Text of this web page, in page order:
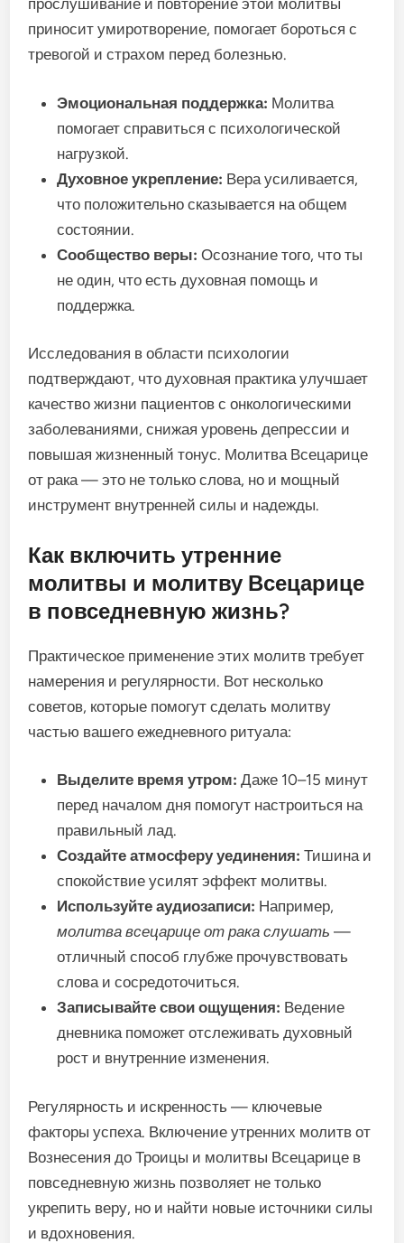
прослушивание и повторение этой молитвы
приносит умиротворение, помогает бороться с
тревогой и страхом перед болезнью.
Эмоциональная поддержка: Молитва
помогает справиться с психологической
нагрузкой.
Духовное укрепление: Вера усиливается,
что положительно сказывается на общем
состоянии.
Сообщество веры: Осознание того, что ты
не один, что есть духовная помощь и
поддержка.
Исследования в области психологии
подтверждают, что духовная практика улучшает
качество жизни пациентов с онкологическими
заболеваниями, снижая уровень депрессии и
повышая жизненный тонус. Молитва Всецарице
от рака — это не только слова, но и мощный
инструмент внутренней силы и надежды.
Как включить утренние
молитвы и молитву Всецарице
в повседневную жизнь?
Практическое применение этих молитв требует
намерения и регулярности. Вот несколько
советов, которые помогут сделать молитву
частью вашего ежедневного ритуала:
Выделите время утром: Даже 10–15 минут
перед началом дня помогут настроиться на
правильный лад.
Создайте атмосферу уединения: Тишина и
спокойствие усилят эффект молитвы.
Используйте аудиозаписи: Например,
молитва всецарице от рака слушать —
отличный способ глубже прочувствовать
слова и сосредоточиться.
Записывайте свои ощущения: Ведение
дневника поможет отслеживать духовный
рост и внутренние изменения.
Регулярность и искренность — ключевые
факторы успеха. Включение утренних молитв от
Вознесения до Троицы и молитвы Всецарице в
повседневную жизнь позволяет не только
укрепить веру, но и найти новые источники силы
и вдохновения.